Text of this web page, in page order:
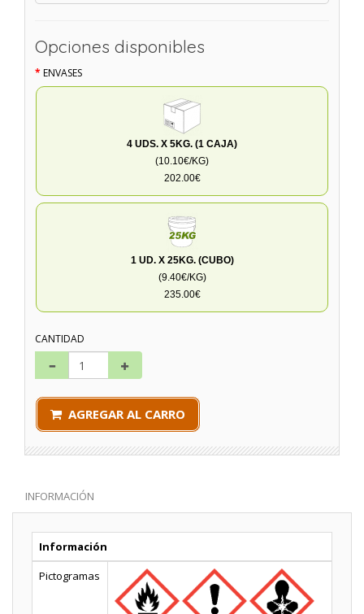
Opciones disponibles
ENVASES
4 UDS. X 5KG. (1 CAJA)
(10.10€/KG)
202.00€
1 UD. X 25KG. (CUBO)
(9.40€/KG)
235.00€
CANTIDAD
AGREGAR AL CARRO
INFORMACIÓN
Información
Pictogramas